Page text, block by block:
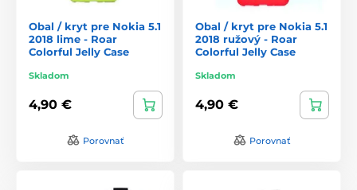
Obal / kryt pre Nokia 5.1
2018 lime - Roar
Colorful Jelly Case
Skladom
4,90 €
Porovnať
Obal / kryt pre Nokia 5.1
2018 ružový - Roar
Colorful Jelly Case
Skladom
4,90 €
Porovnať